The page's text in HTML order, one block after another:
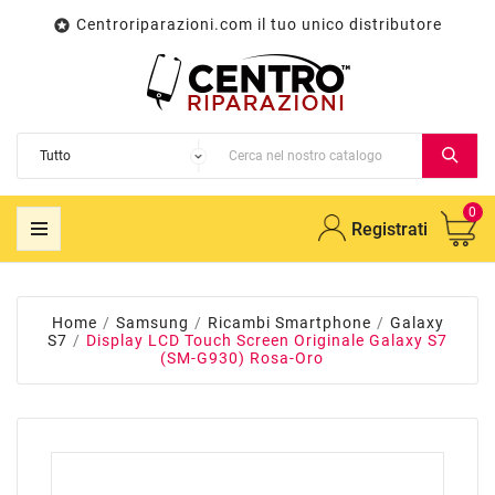
 Centroriparazioni.com il tuo unico distributore
Registrati
0
Home Samsung Ricambi Smartphone
Galaxy
S7
Display LCD Touch Screen Originale Galaxy S7
(SM-G930) Rosa-Oro